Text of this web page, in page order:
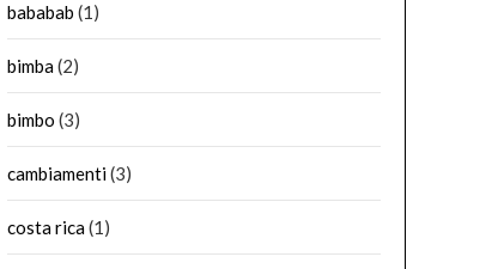
bababab (1)
bimba(2)
bimbo (3)
cambiamenti(3)
costa rica(1)